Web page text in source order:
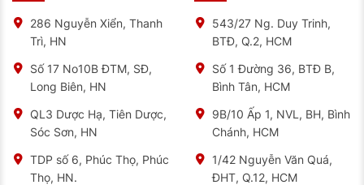
286 Nguyễn Xiển, Thanh
Trì, HN
Số 17 No10B ĐTM, SĐ,
Long Biên, HN
QL3 Dược Hạ, Tiên Dược,
Sóc Sơn, HN
TDP số 6, Phúc Thọ, Phúc
Thọ, HN.
543/27 Ng. Duy Trinh,
BTĐ, Q.2, HCM
Số 1 Đường 36, BTĐ B,
Bình Tân, HCM
9B/10 Ấp 1, NVL, BH, Bình
Chánh, HCM
1/42 Nguyễn Văn Quá,
ĐHT, Q.12, HCM